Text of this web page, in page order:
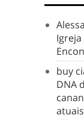
buy
DNA
atuais